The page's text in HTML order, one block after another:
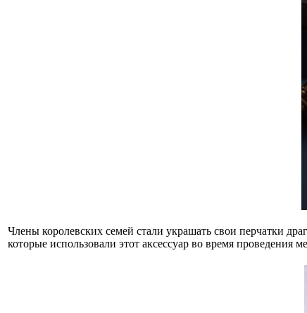
Члены королевских семей стали украшать свои перчатки
которые использовали этот аксессуар во время проведения